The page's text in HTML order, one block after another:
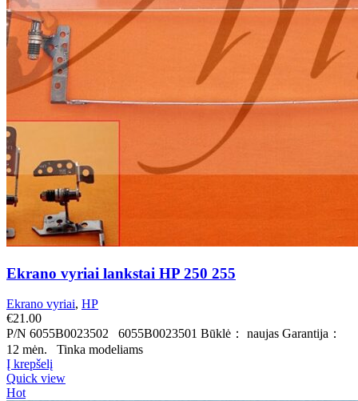
Ekrano vyriai lankstai HP 250 255
Ekrano vyriai, HP
€21.00
P/N 6055B0023502 6055B0023501 Būklė： naujas Garantija：
12 mėn. Tinka modeliams
Į krepšelį
Quick view
Hot